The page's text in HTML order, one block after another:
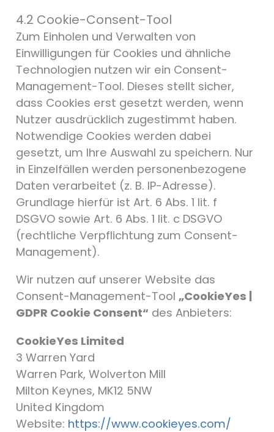
4.2 Cookie-Consent-Tool
Zum Einholen und Verwalten von
Einwilligungen für Cookies und ähnliche
Technologien nutzen wir ein Consent-
Management-Tool. Dieses stellt sicher,
dass Cookies erst gesetzt werden, wenn
Nutzer ausdrücklich zugestimmt haben.
Notwendige Cookies werden dabei
gesetzt, um Ihre Auswahl zu speichern. Nur
in Einzelfällen werden personenbezogene
Daten verarbeitet (z. B. IP-Adresse).
Grundlage hierfür ist Art. 6 Abs. 1 lit. f
DSGVO sowie Art. 6 Abs. 1 lit. c DSGVO
(rechtliche Verpflichtung zum Consent-
Management).
Wir nutzen auf unserer Website das
Consent-Management-Tool„CookieYes |
GDPR Cookie Consent“ des Anbieters:
CookieYes Limited
3 Warren Yard
Warren Park, Wolverton Mill
Milton Keynes, MK12 5NW
United Kingdom
Website: https://www.cookieyes.com/